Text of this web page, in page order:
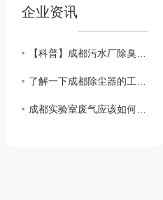
企业资讯
【科普】成都污水厂除臭用什么方法？
了解一下成都除尘器的工作原理
成都实验室废气应该如何处理？